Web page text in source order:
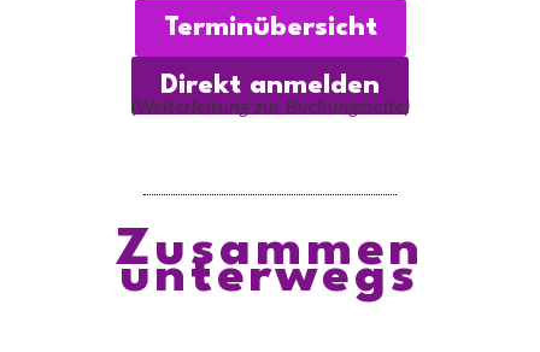
Terminübersicht
Direkt anmelden
(Weiterleitung zur Buchungsseite)
Zusammen
unterwegs